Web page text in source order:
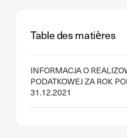
Table des matières
INFORMACJA O
PODATKOWEJ ZA ROK
31.12.2021